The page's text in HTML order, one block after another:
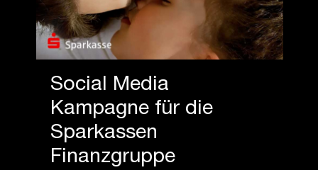
Social Media
Kampagne für die
Sparkassen
Finanzgruppe